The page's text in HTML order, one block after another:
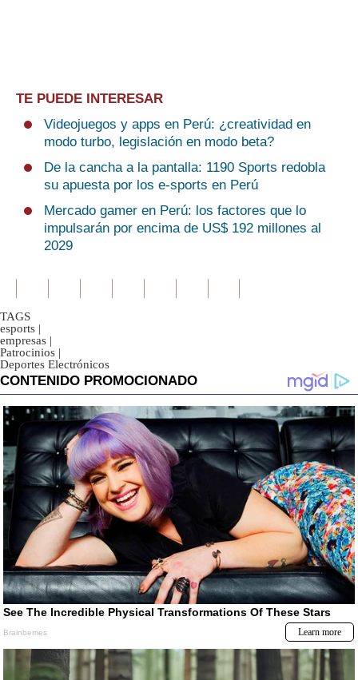
TE PUEDE INTERESAR
Videojuegos y apps en Perú: ¿creatividad en
modo turbo, legislación en modo beta ?
De la cancha a la pantalla: 1190 Sports redobla
su apuesta por los e-sports en Perú
Mercado gamer en Perú: los factores que lo
impulsarán por encima de US$ 192 millones al
2029
TAGS
esports |
empresas |
Patrocinios |
Deportes Electrónicos